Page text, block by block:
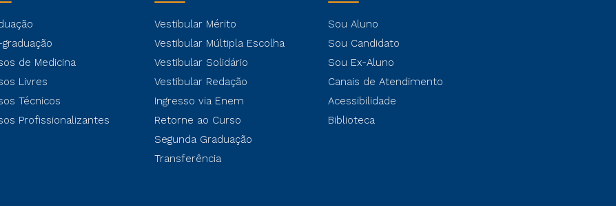
graduação
de Medicina
Livres
Técnicos
Profissionalizantes
Vestibular Mérito
Vestibular Múltipla Escolha
Vestibular Solidário
Vestibular Redação
Ingresso via Enem
Retorne ao Curso
Segunda Graduação
Transferência
Sou Aluno
Sou Candidato
Sou Ex-Aluno
Canais de Atendimento
Acessibilidade
Biblioteca